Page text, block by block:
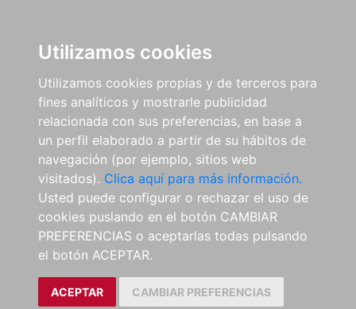
Utilizamos cookies
Utilizamos cookies propias y de terceros para
fines analíticos y mostrarle publicidad
relacionada con sus preferencias, en base a
un perfil elaborado a partir de su hábitos de
navegación (por ejemplo, sitios web
visitados). Clica aquí para más información.
Usted puede configurar o rechazar el uso de
cookies puslando en el botón CAMBIAR
PREFERENCIAS o aceptarlas todas pulsando
el botón ACEPTAR.
ACEPTAR CAMBIAR PREFERENCIAS